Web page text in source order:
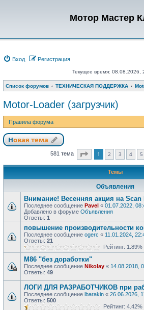
Мотор Мастер
Вход Регистрация
Текущее время: 08.08.2026,
Список форумов ТЕХНИЧЕСКАЯ ПОДДЕРЖКА
Motor-Loader (загрузчик)
Правила форума
Новая тема
581 тема Страница из
1 2 3 4 5
Темы
Объявления
Внимание! Весенняя акция на Scan
Последнее сообщение Pavel « 01.07.2022,
Добавлено в форуме Объявления
Ответы: 1
повышение производительности
Последнее сообщение ogerc « 11.01.2024,
Ответы: 21
Рейтинг: 1.89%
M86 "без доработки"
Последнее сообщение Nikolay « 14.08.2018,
Ответы: 49
ЛОГИ ДЛЯ РАЗРАБОТЧИКОВ при
Последнее сообщение lbarakin « 26.06.2026,
Ответы: 500
Рейтинг: 4.42%